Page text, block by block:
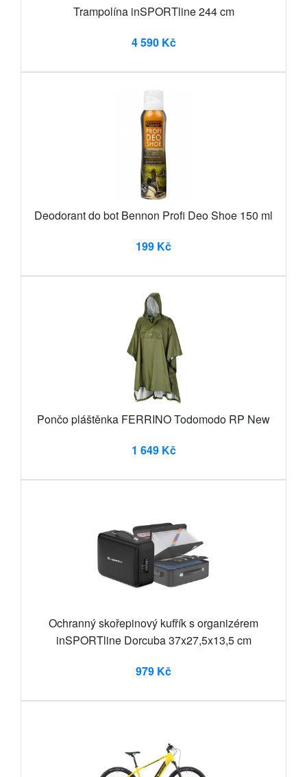
Trampolína inSPORTline 244 cm
4 590 Kč
Deodorant do bot Bennon Profi Deo Shoe 150 ml
199 Kč
Pončo pláštěnka FERRINO Todomodo RP New
1 649 Kč
Ochranný skořepinový kufřík s organizérem
inSPORTline Dorcuba 37x27,5x13,5 cm
979 Kč